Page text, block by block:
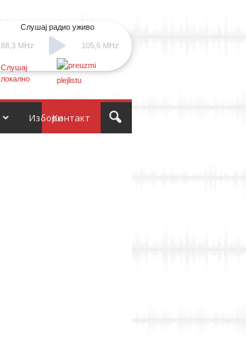
88,3 MHz
Слушај радио уживо
105,6 MHz
Слушај
локално
Контакт
Избори